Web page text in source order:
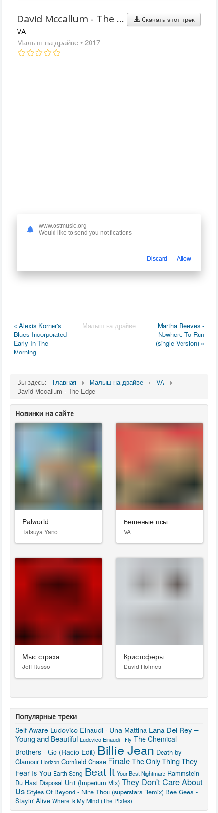
Скачать этот трек
David Mccallum - The Edge
VA
Малыш на драйве • 2017
« Alexis Korner's
Blues Incorporated -
Early In The
Morning
Малыш на драйве
Martha Reeves -
Nowhere To Run
(single Version) »
Вы здесь: Главная Малыш на драйве
VA
David Mccallum - The Edge
Новинки на сайте
Palworld
Tatsuya Yano
Бешеные псы
VA
Мыс страха
Jeff Russo
Кристоферы
David Holmes
Популярные треки
Self Aware Ludovico Einaudi - Una Mattina Lana Del Rey –
Young and Beautiful Ludovico Einaudi - Fly The Chemical
Brothers - Go (Radio Edit) Billie Jean Death by
Glamour Horizon Cornfield Chase FinaleThe Only Thing They
Fear Is You Earth Song Beat It Your Best Nightmare Rammstein -
Du Hast Disposal Unit (Imperium Mix) They Don't Care About
Us Styles Of Beyond - Nine Thou (superstars Remix) Bee Gees -
Stayin' Alive Where Is My Mind (The Pixies)
www.ostmusic.org
Would like to send you notifications
Discard Allow